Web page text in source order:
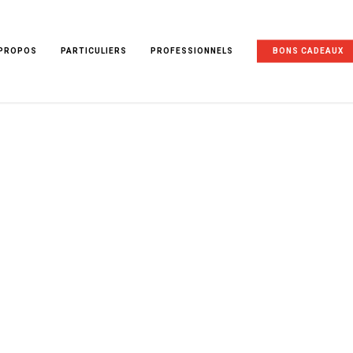
PARTICULIERS PROFESSIONNELS BONS CADEAUX